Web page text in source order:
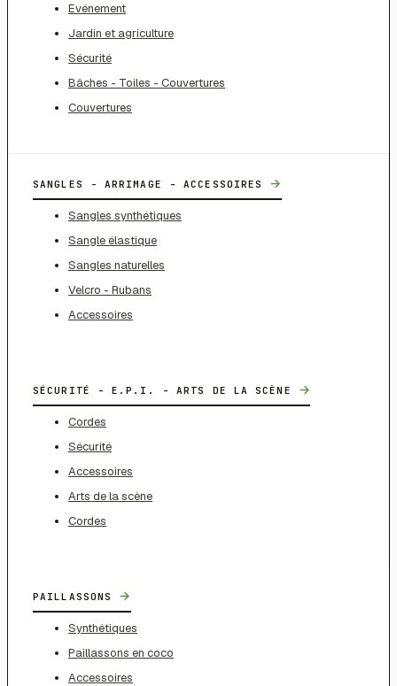
Evénement
Jardin et agriculture
Sécurité
Bâches - Toiles - Couvertures
Couvertures
SANGLES - ARRIMAGE - ACCESSOIRES →
Sangles synthétiques
Sangle élastique
Sangles naturelles
Velcro - Rubans
Accessoires
SÉCURITÉ - E.P.I. - ARTS DE LA SCÈNE →
Cordes
Sécurité
Accessoires
Arts de la scène
Cordes
PAILLASSONS →
Synthétiques
Paillassons en coco
Accessoires